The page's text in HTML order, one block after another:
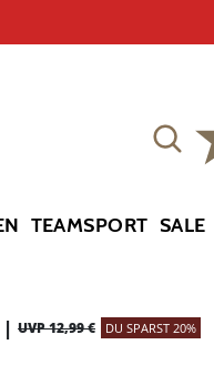
TEAMSPORT SALE
| UVP 12,99 € DU SPARST 20%